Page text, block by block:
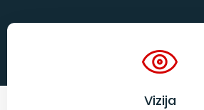
Vizija